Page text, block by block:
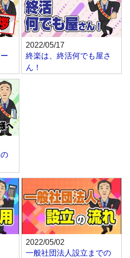
2022/05/17
終楽は、終活何でも屋さ
ん！
2022/05/02
一般社団法人設立までの